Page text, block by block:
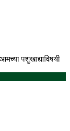
पशुखाद्याविषयी